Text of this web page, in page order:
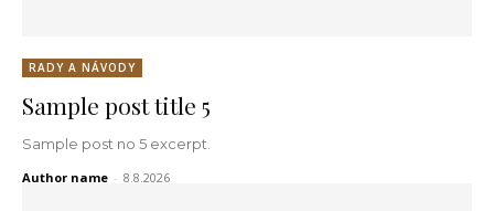
RADY A NÁVODY
Sample post title 5
Sample post no 5 excerpt.
Author name - 8.8.2026